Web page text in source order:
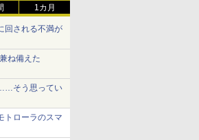
1カ月
回される不満が
ね備えた
そう思ってい
トローラのスマ